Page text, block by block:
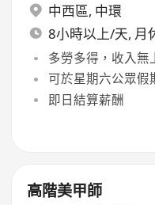
中西區, 中環
8小時以上/天, 月
多勞多得，收入無
可於星期六公眾假
即日結算薪酬
高階美甲師